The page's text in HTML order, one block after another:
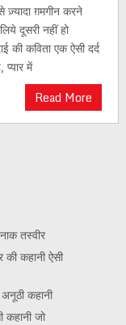
ग़मगीन करने
दूसरी नहीं हो
कविता एक ऐसी दर्द
प्यार में
Read More
तस्वीर
कहानी ऐसी
अनूठी कहानी
जो